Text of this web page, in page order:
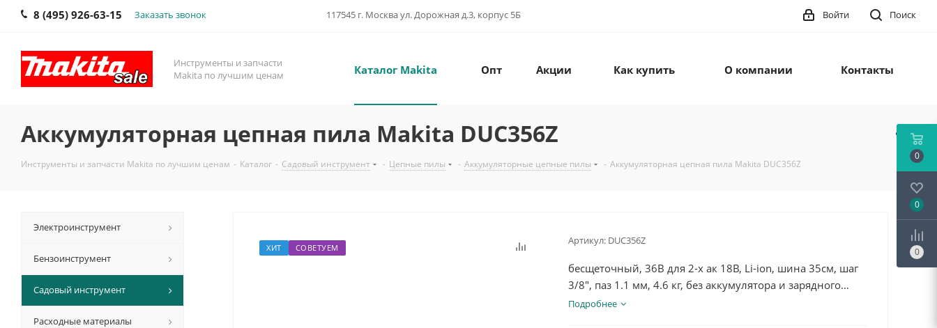
8 (495) 926-63-15 Заказать звонок 117545 г. Москва ул. Дорожная д.3, корпус 5Б Поиск
Войти
Инструменты и запчасти
Makita по лучшим ценам
Каталог Makita Опт Акции Как купить О компании Контакты
Аккумуляторная цепная пила Makita DUC356Z
Инструменты и запчасти Makita по лучшим ценам - Каталог - Садовый инструмент - Цепные пилы - Аккумуляторные цепные пилы - Аккумуляторная цепная пила Makita DUC356Z
ХИТ СОВЕТУЕМ
Артикул: DUC356Z
бесщеточный, 36В для 2-х ак 18В, Li-ion, шина 35см, шаг
3/8", паз 1.1 мм, 4.6 кг, без аккумулятора и зарядного
устройства, электрический тормоз, плавный пуск
Подробнее
Электроинструмент
Бензоинструмент
Садовый инструмент
Расходные материалы
0
0
0